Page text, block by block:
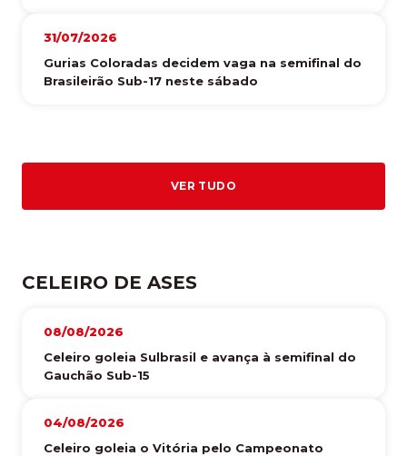
31/07/2026
Gurias Coloradas decidem vaga na semifinal do
Brasileirão Sub-17 neste sábado
VER TUDO
CELEIRO DE ASES
08/08/2026
Celeiro goleia Sulbrasil e avança à semifinal do
Gauchão Sub-15
04/08/2026
Celeiro goleia o Vitória pelo Campeonato